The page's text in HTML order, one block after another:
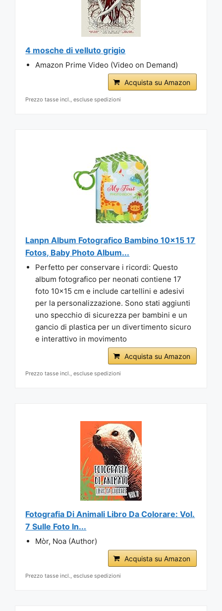
4 mosche di velluto grigio
Amazon Prime Video (Video on Demand)
Acquista su Amazon
Prezzo tasse incl., escluse spedizioni
Lanpn Album Fotografico Bambino 10x15 17
Fotos, Baby Photo Album...
Perfetto per conservare i ricordi: Questo
album fotografico per neonati contiene 17
foto 10x15 cm e include cartellini e adesivi
per la personalizzazione. Sono stati aggiunti
uno specchio di sicurezza per bambini e un
gancio di plastica per un divertimento sicuro
e interattivo in movimento
Acquista su Amazon
Prezzo tasse incl., escluse spedizioni
Fotografia Di Animali Libro Da Colorare: Vol.
7 Sulle Foto In...
Mòr, Noa (Author)
Acquista su Amazon
Prezzo tasse incl., escluse spedizioni